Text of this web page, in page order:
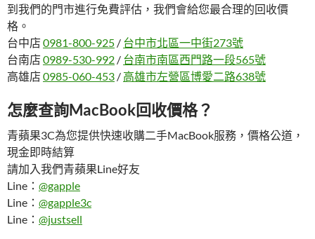
到我們的門市進行免費評估，我們會給您最合理的回收價
格。
台中店 0981-800-925 / 台中市北區一中街273號
台南店 0989-530-992 / 台南市南區西門路一段565號
高雄店 0985-060-453 / 高雄市左營區博愛二路638號
怎麼查詢MacBook回收價格？
青蘋果3C為您提供快速收購二手MacBook服務，價格公道，
現金即時結算
請加入我們青蘋果Line好友
Line： @gapple
Line： @gapple3c
Line： @justsell